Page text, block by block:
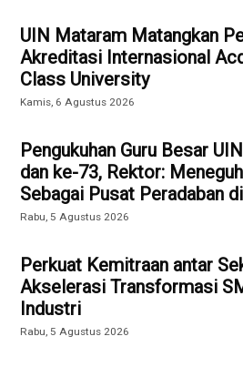
UIN Mataram Matangkan
Akreditasi Internasional
Class University
Kamis, 6 Agustus 2026
Pengukuhan Guru Besar
dan ke-73, Rektor:
Sebagai Pusat Peradaban
Rabu, 5 Agustus 2026
Perkuat Kemitraan antar
Akselerasi Transformasi
Industri
Rabu, 5 Agustus 2026